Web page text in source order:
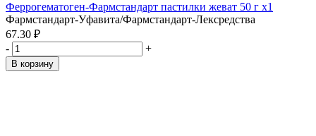
Феррогематоген-Фармстандарт пастилки жеват 50 г x1
Фармстандарт-Уфавита/Фармстандарт-Лексредства
67.30 ₽
-
+
В корзину